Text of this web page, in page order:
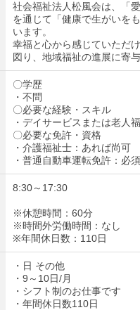
社会福祉法人松風会は、「
を通じて「健康で生がいを
います。
幸福と心から感じていただ
図り、地域福祉の進展に寄与
〇学歴
・不問
〇必要な経験・スキル
・デイサービスまたは老人
〇必要な免許・資格
・介護福祉士：あれば尚可
・普通自動車運転免許：必須
8:30～17:30
※休憩時間：60分
※時間外労働時間：なし
※年間休日数：110日
・日 その他
・9～10日/月
・シフト制のお仕事です
・年間休日数110日